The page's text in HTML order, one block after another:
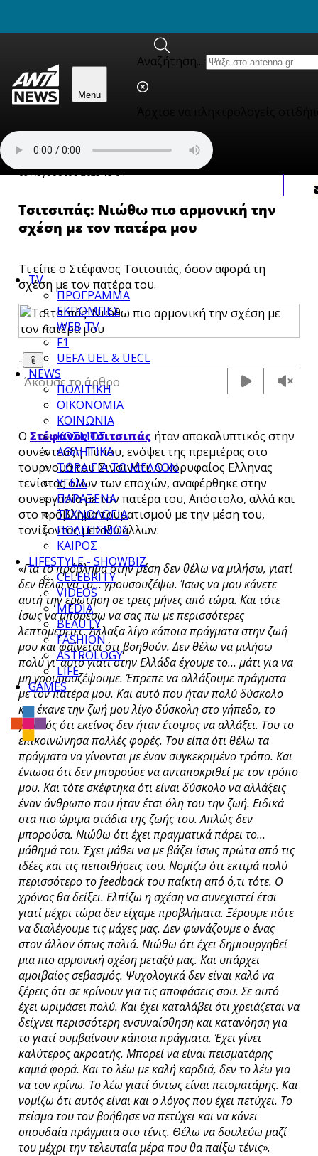
Skip to content
Menu
Αναζήτηση...
TV
ΠΡΟΓΡΑΜΜΑ
ΕΚΠΟΜΠΕΣ
WEB TV
F1
UEFA UEL & UECL
NEWS
ΠΟΛΙΤΙΚΗ
ΟΙΚΟΝΟΜΙΑ
ΚΟΙΝΩΝΙΑ
ΚΟΣΜΟΣ
ΑΘΛΗΤΙΚΑ
ΤΩΡΑ ΓΙΑ ΤΟ ΜΕΛΛΟΝ
ΥΓΕΙΑ
ΠΑΡΑΞΕΝΑ
ΤΕΧΝΟΛΟΓΙΑ
ΠΟΛΙΤΙΣΜΟΣ
ΚΑΙΡΟΣ
LIFESTYLE - SHOWBIZ
CELEBRITY
VIDEOS
MEDIA
BEAUTY
FASHION
ASTROLOGY
LIFE
GAMES
Αθλητικά
09 Αυγούστου 2025 13:04
Τσιτσιπάς: Νιώθω πιo αρμονική την
σχέση με τον πατέρα μου
Τι είπε ο Στέφανος Τσιτσιπάς, όσον αφορά τη
σχέση με τον πατέρα του.
- 📎
Άκουσε το άρθρο
Ο Στέφανος Τσιτσιπάςήταν αποκαλυπτικός στην
συνέντευξη Τύπου, εν΄όψει της πρεμιέρας στο
τουρνουά του Σινσινάτι. Ο κορυφαίος Ελληνας
τενίστας όλων των εποχών, αναφέρθηκε στην
συνεργασία με τον πατέρα του, Απόστολο, αλλά και
στο πρόβλημα τρυματισμού με την μέση του,
τονίζοντας μεταξύ άλλων:
«Για το πρόβλημα στην μέση δεν θέλω να μιλήσω, γιατί
δεν θέλω να το... γρουσουζέψω. Ίσως να μου κάνετε
αυτή την ερώτηση σε τρεις μήνες από τώρα. Και τότε
ίσως να μπορέσω να σας πω με περισσότερες
λεπτομέρειες. Άλλαξα λίγο κάποια πράγματα στην ζωή
μου και φαίνεται ότι βοηθούν. Δεν θέλω να μιλήσω
πολύ γι’ αυτό γιατί στην Ελλάδα έχουμε το... μάτι για να
μη γρουσουζέψουμε. Έπρεπε να αλλάξουμε πράγματα
με τον πατέρα μου. Και αυτό που ήταν πολύ δύσκολο
και έκανε την ζωή μου λίγο δύσκολη στο γήπεδο, το
γεγονός ότι εκείνος δεν ήταν έτοιμος να αλλάξει. Του το
επικοινώνησα πολλές φορές. Του είπα ότι θέλω τα
πράγματα να γίνονται με έναν συγκεκριμένο τρόπο. Και
ένιωσα ότι δεν μπορούσε να ανταποκριθεί με τον τρόπο
μου. Και τότε σκέφτηκα ότι είναι δύσκολο να αλλάξεις
έναν άνθρωπο που ήταν έτσι όλη του την ζωή. Ειδικά
στα πιο ώριμα στάδια της ζωής του. Απλώς δεν
μπορούσα. Νιώθω ότι έχει πραγματικά πάρει το...
μάθημά του. Έχει μάθει να με βάζει ίσως πρώτα από τις
ιδέες και τις πεποιθήσεις του. Νομίζω ότι εκτιμά πολύ
περισσότερο το feedback του παίκτη από ό,τι τότε. Ο
χρόνος θα δείξει. Ελπίζω η σχέση να συνεχιστεί έτσι
γιατί μέχρι τώρα δεν είχαμε προβλήματα. Ξέρουμε πότε
να διαλέγουμε τις μάχες μας. Δεν φωνάζουμε ο ένας
στον άλλον όπως παλιά. Νιώθω ότι έχει δημιουργηθεί
μια πιο αρμονική σχέση μεταξύ μας. Και υπάρχει
αμοιβαίος σεβασμός. Ψυχολογικά δεν είναι καλό να
ξέρεις ότι σε κρίνουν για τις αποφάσεις σου. Σε αυτό
έχει ωριμάσει πολύ. Και έχει καταλάβει ότι χρειάζεται να
δείχνει περισσότερη ενσυναίσθηση και κατανόηση για
το γιατί συμβαίνουν κάποια πράγματα. Έχει γίνει
καλύτερος ακροατής. Μπορεί να είναι πεισματάρης
καμιά φορά. Και το λέω με καλή καρδιά, δεν το λέω για
να τον κρίνω. Το λέω γιατί όντως είναι πεισματάρης. Και
νομίζω ότι αυτός είναι και ο λόγος που έχει πετύχει. Το
πείσμα του τον βοήθησε να πετύχει και να κάνει
σπουδαία πράγματα στο τένις. Θέλω να δουλεύω μαζί
του μέχρι την τελευταία μέρα που θα παίξω τένις».